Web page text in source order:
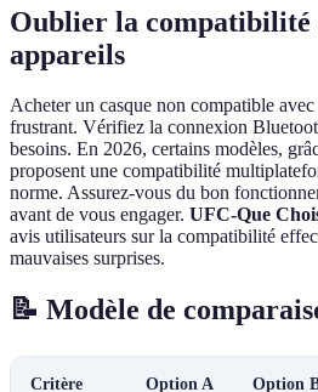
Oublier la compatibilité
appareils
Acheter un casque non compatible
frustrant. Vérifiez la connexion
besoins. En 2026, certains modèles,
proposent une compatibilité
norme. Assurez-vous du bon
avant de vous engager. UFC-Que
avis utilisateurs sur la compatibilité
mauvaises surprises.
📝 Modèle de
Critère Option A Option